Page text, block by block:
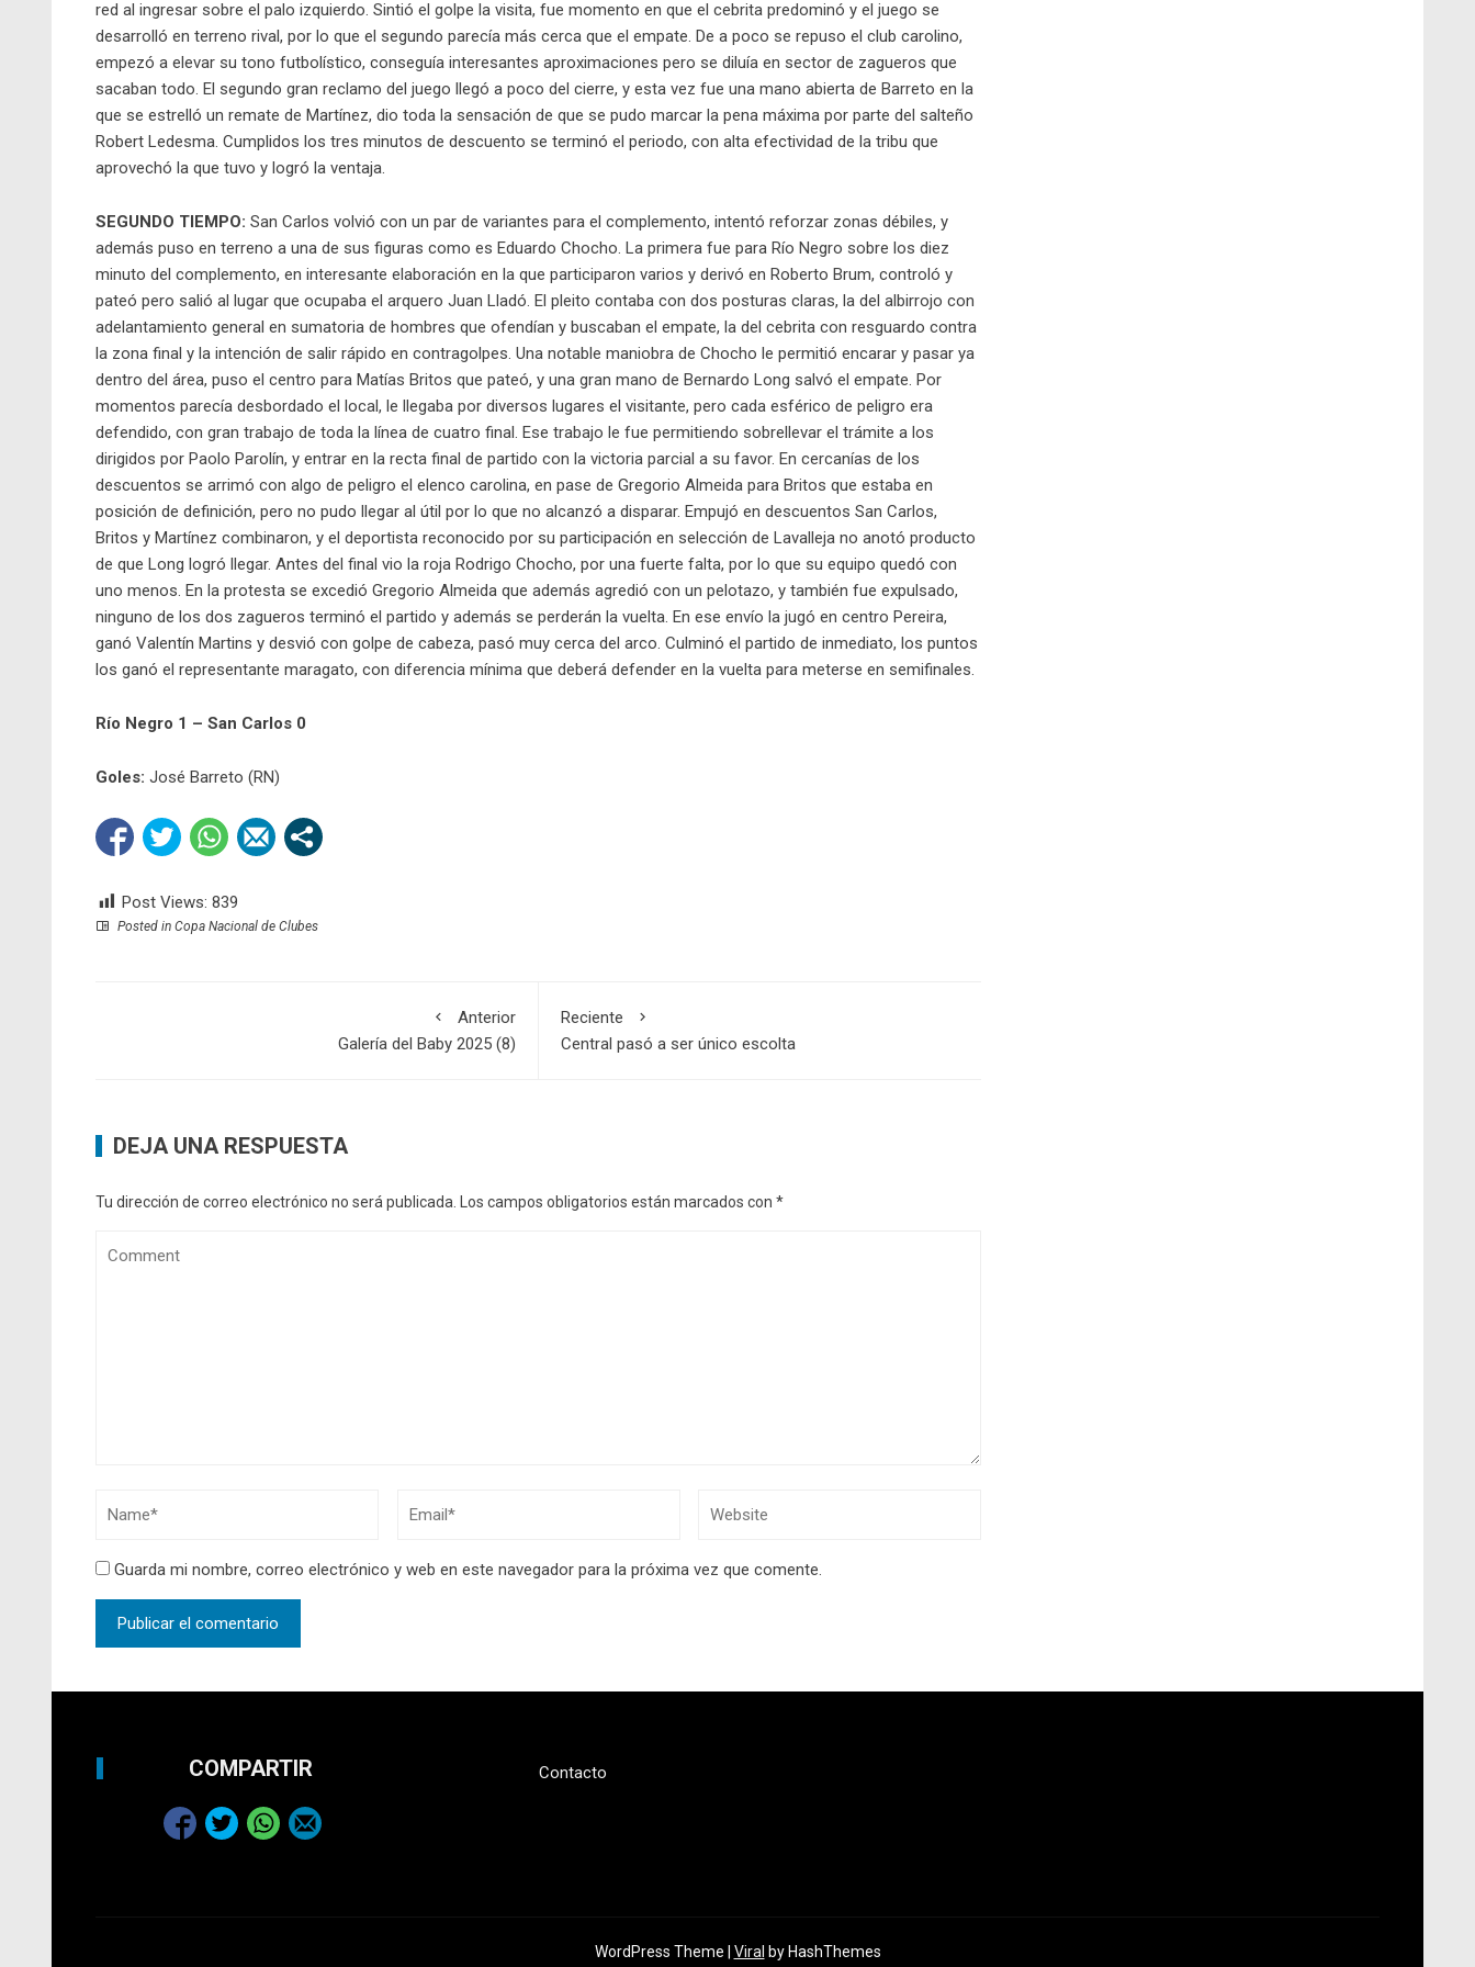
red al ingresar sobre el palo izquierdo. Sintió el golpe la visita, fue momento en que el cebrita predominó y el juego se
desarrolló en terreno rival, por lo que el segundo parecía más cerca que el empate. De a poco se repuso el club carolino,
empezó a elevar su tono futbolístico, conseguía interesantes aproximaciones pero se diluía en sector de zagueros que
sacaban todo. El segundo gran reclamo del juego llegó a poco del cierre, y esta vez fue una mano abierta de Barreto en la
que se estrelló un remate de Martínez, dio toda la sensación de que se pudo marcar la pena máxima por parte del salteño
Robert Ledesma. Cumplidos los tres minutos de descuento se terminó el periodo, con alta efectividad de la tribu que
aprovechó la que tuvo y logró la ventaja.
SEGUNDO TIEMPO: San Carlos volvió con un par de variantes para el complemento, intentó reforzar zonas débiles, y
además puso en terreno a una de sus figuras como es Eduardo Chocho. La primera fue para Río Negro sobre los diez
minuto del complemento, en interesante elaboración en la que participaron varios y derivó en Roberto Brum, controló y
pateó pero salió al lugar que ocupaba el arquero Juan Lladó. El pleito contaba con dos posturas claras, la del albirrojo con
adelantamiento general en sumatoria de hombres que ofendían y buscaban el empate, la del cebrita con resguardo contra
la zona final y la intención de salir rápido en contragolpes. Una notable maniobra de Chocho le permitió encarar y pasar ya
dentro del área, puso el centro para Matías Britos que pateó, y una gran mano de Bernardo Long salvó el empate. Por
momentos parecía desbordado el local, le llegaba por diversos lugares el visitante, pero cada esférico de peligro era
defendido, con gran trabajo de toda la línea de cuatro final. Ese trabajo le fue permitiendo sobrellevar el trámite a los
dirigidos por Paolo Parolín, y entrar en la recta final de partido con la victoria parcial a su favor. En cercanías de los
descuentos se arrimó con algo de peligro el elenco carolina, en pase de Gregorio Almeida para Britos que estaba en
posición de definición, pero no pudo llegar al útil por lo que no alcanzó a disparar. Empujó en descuentos San Carlos,
Britos y Martínez combinaron, y el deportista reconocido por su participación en selección de Lavalleja no anotó producto
de que Long logró llegar. Antes del final vio la roja Rodrigo Chocho, por una fuerte falta, por lo que su equipo quedó con
uno menos. En la protesta se excedió Gregorio Almeida que además agredió con un pelotazo, y también fue expulsado,
ninguno de los dos zagueros terminó el partido y además se perderán la vuelta. En ese envío la jugó en centro Pereira,
ganó Valentín Martins y desvió con golpe de cabeza, pasó muy cerca del arco. Culminó el partido de inmediato, los puntos
los ganó el representante maragato, con diferencia mínima que deberá defender en la vuelta para meterse en semifinales.
Río Negro 1 – San Carlos 0
Goles: José Barreto (RN)
Post Views: 839
Posted in Copa Nacional de Clubes
Anterior
Galería del Baby 2025 (8)
Reciente
Central pasó a ser único escolta
DEJA UNA RESPUESTA
Tu dirección de correo electrónico no será publicada. Los campos obligatorios están marcados con *
Guarda mi nombre, correo electrónico y web en este navegador para la próxima vez que comente.
COMPARTIR Contacto
WordPress Theme | Viral by HashThemes